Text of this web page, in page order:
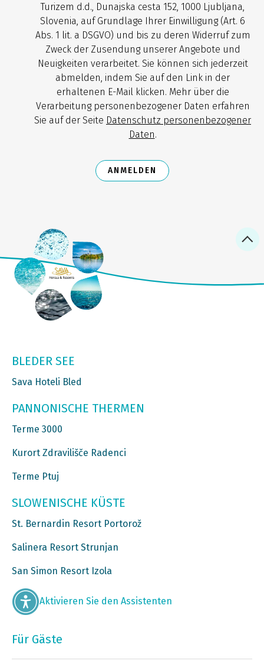
Turizem d.d., Dunajska cesta 152, 1000 Ljubljana,
Slovenia, auf Grundlage Ihrer Einwilligung (Art. 6
Abs. 1 lit. a DSGVO) und bis zu deren Widerruf zum
Zweck der Zusendung unserer Angebote und
Neuigkeiten verarbeitet. Sie können sich jederzeit
abmelden, indem Sie auf den Link in der
erhaltenen E-Mail klicken. Mehr über die
Verarbeitung personenbezogener Daten erfahren
Sie auf der Seite Datenschutz personenbezogener
Daten.
ANMELDEN
BLEDER SEE
Sava Hoteli Bled
PANNONISCHE THERMEN
Terme 3000
Kurort Zdravilišče Radenci
Terme Ptuj
SLOWENISCHE KÜSTE
St. Bernardin Resort Portorož
Salinera Resort Strunjan
San Simon Resort Izola
Aktivieren Sie den Assistenten
Für Gäste